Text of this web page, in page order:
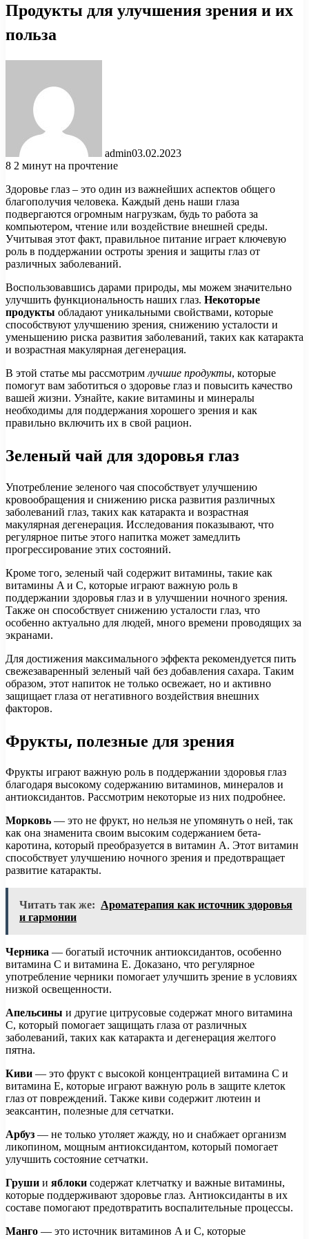
Продукты для улучшения зрения и их
польза
admin03.02.2023
8 2 минут на прочтение
Здоровье глаз – это один из важнейших аспектов общего
благополучия человека. Каждый день наши глаза
подвергаются огромным нагрузкам, будь то работа за
компьютером, чтение или воздействие внешней среды.
Учитывая этот факт, правильное питание играет ключевую
роль в поддержании остроты зрения и защиты глаз от
различных заболеваний.
Воспользовавшись дарами природы, мы можем значительно
улучшить функциональность наших глаз. Некоторые
продукты обладают уникальными свойствами, которые
способствуют улучшению зрения, снижению усталости и
уменьшению риска развития заболеваний, таких как катаракта
и возрастная макулярная дегенерация.
В этой статье мы рассмотрим лучшие продукты, которые
помогут вам заботиться о здоровье глаз и повысить качество
вашей жизни. Узнайте, какие витамины и минералы
необходимы для поддержания хорошего зрения и как
правильно включить их в свой рацион.
Зеленый чай для здоровья глаз
Употребление зеленого чая способствует улучшению
кровообращения и снижению риска развития различных
заболеваний глаз, таких как катаракта и возрастная
макулярная дегенерация. Исследования показывают, что
регулярное питье этого напитка может замедлить
прогрессирование этих состояний.
Кроме того, зеленый чай содержит витамины, такие как
витамины A и C, которые играют важную роль в
поддержании здоровья глаз и в улучшении ночного зрения.
Также он способствует снижению усталости глаз, что
особенно актуально для людей, много времени проводящих за
экранами.
Для достижения максимального эффекта рекомендуется пить
свежезаваренный зеленый чай без добавления сахара. Таким
образом, этот напиток не только освежает, но и активно
защищает глаза от негативного воздействия внешних
факторов.
Фрукты, полезные для зрения
Фрукты играют важную роль в поддержании здоровья глаз
благодаря высокому содержанию витаминов, минералов и
антиоксидантов. Рассмотрим некоторые из них подробнее.
Морковь — это не фрукт, но нельзя не упомянуть о ней, так
как она знаменита своим высоким содержанием бета-
каротина, который преобразуется в витамин A. Этот витамин
способствует улучшению ночного зрения и предотвращает
развитие катаракты.
Читать так же: Ароматерапия как источник здоровья
и гармонии
Черника — богатый источник антиоксидантов, особенно
витамина C и витамина E. Доказано, что регулярное
употребление черники помогает улучшить зрение в условиях
низкой освещенности.
Апельсины и другие цитрусовые содержат много витамина
C, который помогает защищать глаза от различных
заболеваний, таких как катаракта и дегенерация желтого
пятна.
Киви — это фрукт с высокой концентрацией витамина C и
витамина E, которые играют важную роль в защите клеток
глаз от повреждений. Также киви содержит лютеин и
зеаксантин, полезные для сетчатки.
Арбуз — не только утоляет жажду, но и снабжает организм
ликопином, мощным антиоксидантом, который помогает
улучшить состояние сетчатки.
Груши и яблоки содержат клетчатку и важные витамины,
которые поддерживают здоровье глаз. Антиоксиданты в их
составе помогают предотвратить воспалительные процессы.
Манго — это источник витаминов A и C, которые